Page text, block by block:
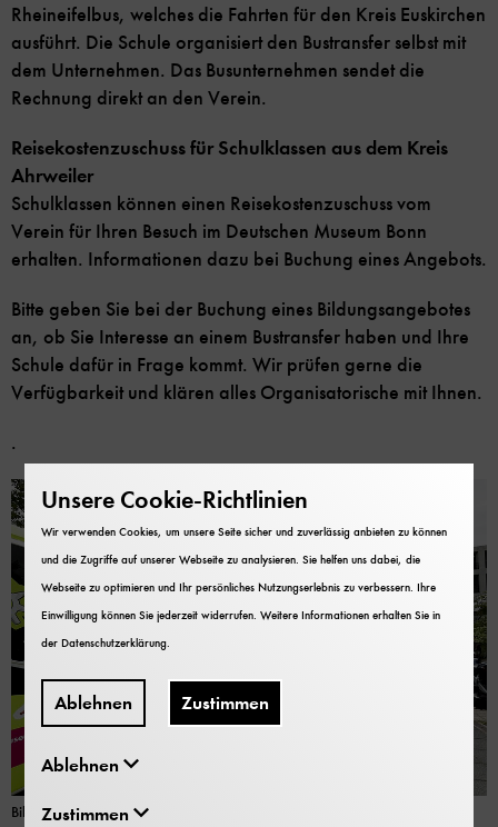
Bild: Deutsches Museum
Rheineifelbus, welches die Fahrten für den Kreis Euskirchen
ausführt. Die Schule organisiert den Bustransfer selbst mit
dem Unternehmen. Das Busunternehmen sendet die
Rechnung direkt an den Verein.
Reisekostenzuschuss für Schulklassen aus dem Kreis
Ahrweiler
Schulklassen können einen Reisekostenzuschuss vom
Verein für Ihren Besuch im Deutschen Museum Bonn
erhalten. Informationen dazu bei Buchung eines Angebots.
Bitte geben Sie bei der Buchung eines Bildungsangebotes
an, ob Sie Interesse an einem Bustransfer haben und Ihre
Schule dafür in Frage kommt. Wir prüfen gerne die
Verfügbarkeit und klären alles Organisatorische mit Ihnen.
.
Unsere Cookie-Richtlinien
Wir verwenden Cookies, um unsere Seite sicher und zuverlässig anbieten zu können
und die Zugriffe auf unserer Webseite zu analysieren. Sie helfen uns dabei, die
Webseite zu optimieren und Ihr persönliches Nutzungserlebnis zu verbessern. Ihre
Einwilligung können Sie jederzeit widerrufen. Weitere Informationen erhalten Sie in
derDatenschutzerklärung
Ablehnen Zustimmen
Ablehnen
Zustimmen